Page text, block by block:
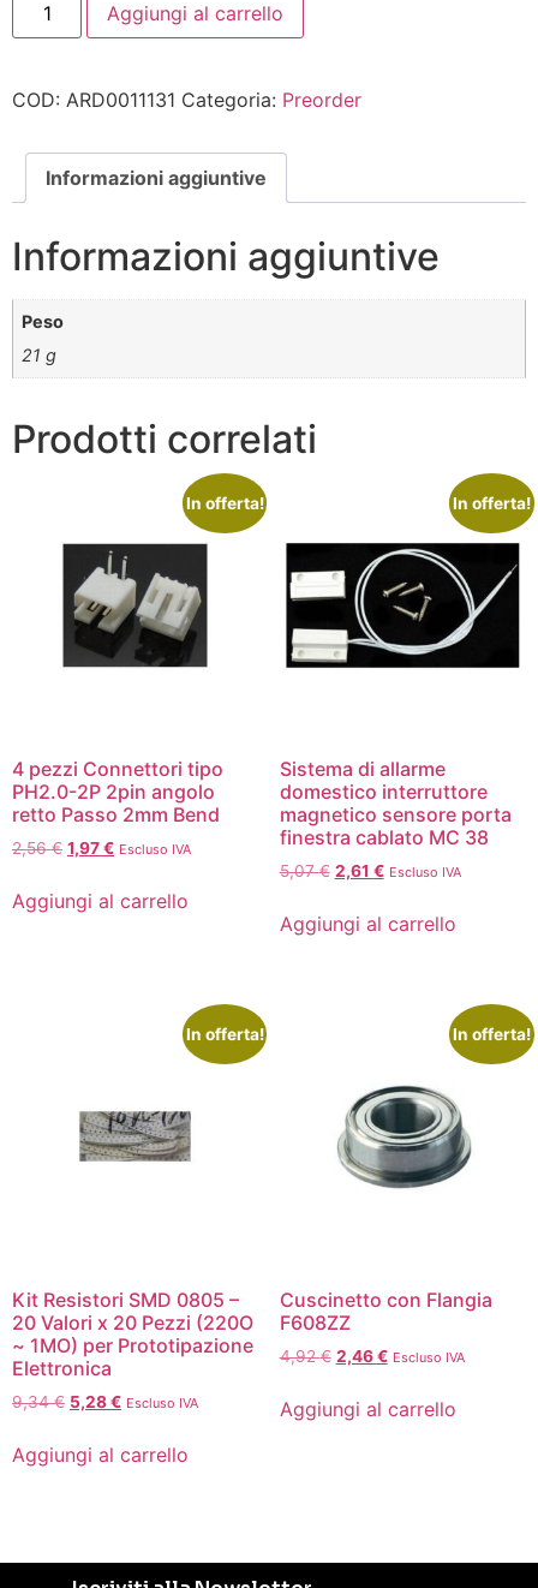
Aggiungi al carrello
COD: ARD0011131 Categoria: Preorder
Informazioni aggiuntive
Informazioni aggiuntive
Peso
21 g
Prodotti correlati
In offerta!
4 pezzi Connettori tipo
PH2.0-2P 2pin angolo
retto Passo 2mm Bend
2,56€ 1,97€ Escluso IVA
Aggiungi al carrello
In offerta!
Sistema di allarme
domestico interruttore
magnetico sensore porta
finestra cablato MC 38
5,07€ 2,61 € Escluso IVA
Aggiungi al carrello
In offerta!
Kit Resistori SMD 0805 –
20 Valori x 20 Pezzi (220O
~ 1MO) per Prototipazione
Elettronica
9,34€ 5,28€ Escluso IVA
Aggiungi al carrello
In offerta!
Cuscinetto con Flangia
F608ZZ
4,92€ 2,46€ Escluso IVA
Aggiungi al carrello